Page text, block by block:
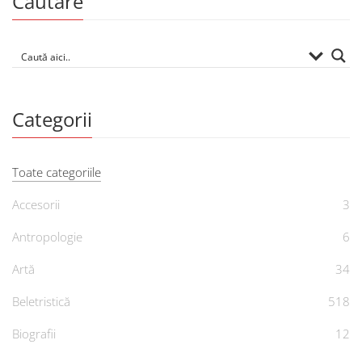
Categorii
Toate categoriile
Accesorii
3
Antropologie
6
Artă
34
Beletristică
518
Biografii
12